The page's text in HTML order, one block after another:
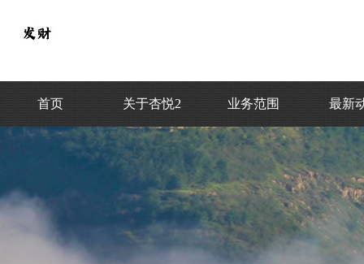
首页 关于杏悦2 业务范围 最新